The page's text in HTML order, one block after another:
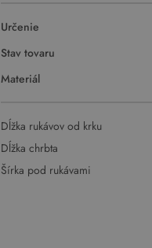
Určenie
Stav tovaru
Materiál
Dĺžka rukávov od krku
Dĺžka chrbta
Šírka pod rukávami